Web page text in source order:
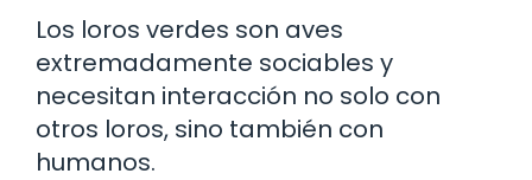
Los loros verdes son aves
extremadamente sociables y
necesitan interacción no solo con
otros loros, sino también con
humanos.